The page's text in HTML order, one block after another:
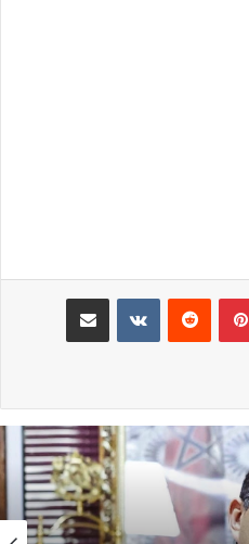
بينتيريست
مشاركة عبر البريد